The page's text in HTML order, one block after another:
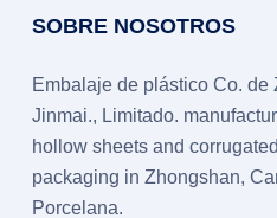
SOBRE NOSOTROS
Embalaje de plástico Co. de
Jinmai., Limitado.
hollow sheets and
packaging in Zhongshan,
Porcelana.